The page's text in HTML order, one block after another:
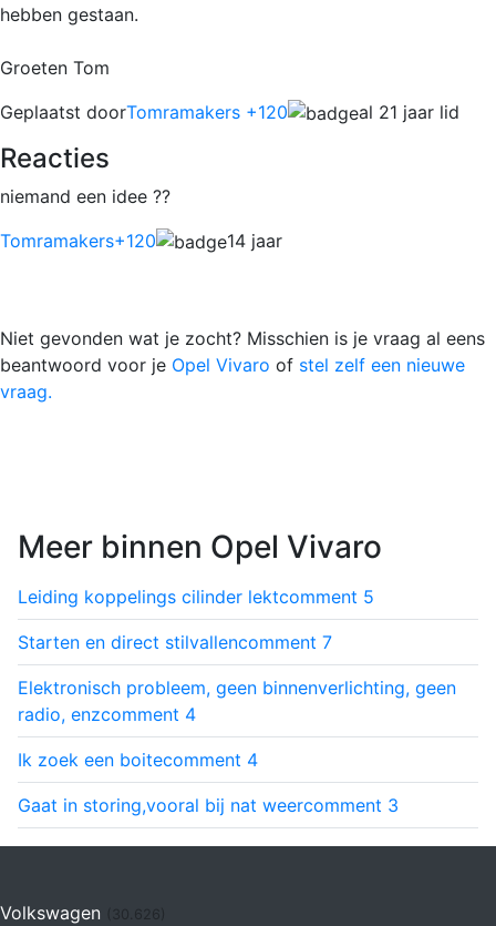
hebben gestaan.
Groeten Tom
Geplaatst doorTomramakers +120 al 21 jaar lid
Reacties
niemand een idee ??
Tomramakers+120 14 jaar
Niet gevonden wat je zocht? Misschien is je vraag al eens
beantwoord voor je Opel Vivaro of stel zelf een nieuwe
vraag.
Meer binnen Opel Vivaro
Leiding koppelings cilinder lektcomment 5
Starten en direct stilvallencomment 7
Elektronisch probleem, geen binnenverlichting, geen
radio, enzcomment 4
Ik zoek een boitecomment 4
Gaat in storing,vooral bij nat weercomment 3
Volkswagen (30.626)